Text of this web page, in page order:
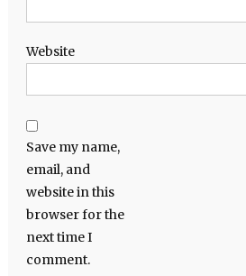
Website
Save my name,
email, and
website in this
browser for the
next time I
comment.